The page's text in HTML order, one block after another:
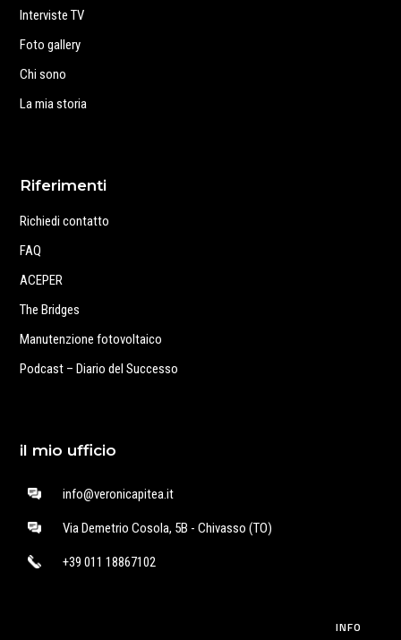
Interviste TV
Foto gallery
Chi sono
La mia storia
Riferimenti
Richiedi contatto
FAQ
ACEPER
The Bridges
Manutenzione fotovoltaico
Podcast – Diario del Successo
il mio ufficio
info@veronicapitea.it
Via Demetrio Cosola, 5B - Chivasso (TO)
+39 011 18867102
INFO